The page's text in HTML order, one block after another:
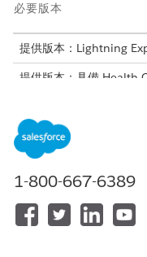
必要版本
提供版本：Lightning
提供版本：具備 Health
Health Cloud、Flex
程式、Einstein GPT 平
GPT Trust、Genie Data
更新並驗證病患的記錄時,
在「照護福利驗證要求」
1-800-667-6389